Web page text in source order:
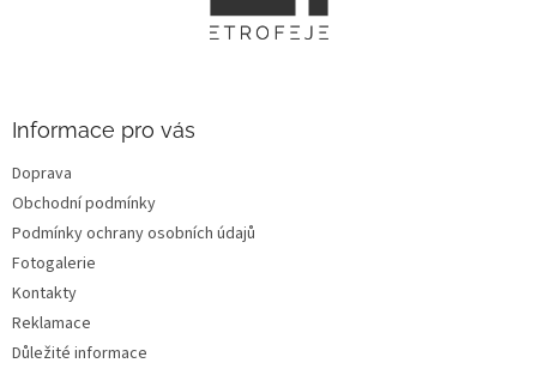
Informace pro vás
Doprava
Obchodní podmínky
Podmínky ochrany osobních údajů
Fotogalerie
Kontakty
Reklamace
Důležité informace